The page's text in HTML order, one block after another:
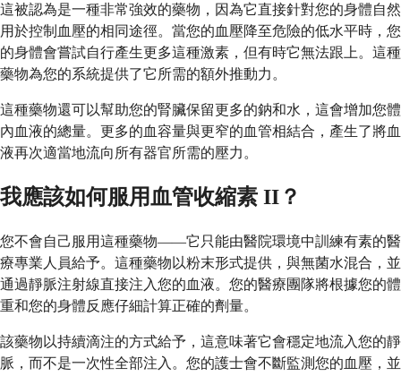
這被認為是一種非常強效的藥物，因為它直接針對您的身體自然
用於控制血壓的相同途徑。當您的血壓降至危險的低水平時，您
的身體會嘗試自行產生更多這種激素，但有時它無法跟上。這種
藥物為您的系統提供了它所需的額外推動力。
這種藥物還可以幫助您的腎臟保留更多的鈉和水，這會增加您體
內血液的總量。更多的血容量與更窄的血管相結合，產生了將血
液再次適當地流向所有器官所需的壓力。
我應該如何服用血管收縮素 II？
您不會自己服用這種藥物——它只能由醫院環境中訓練有素的醫
療專業人員給予。這種藥物以粉末形式提供，與無菌水混合，並
通過靜脈注射線直接注入您的血液。您的醫療團隊將根據您的體
重和您的身體反應仔細計算正確的劑量。
該藥物以持續滴注的方式給予，這意味著它會穩定地流入您的靜
脈，而不是一次性全部注入。您的護士會不斷監測您的血壓，並